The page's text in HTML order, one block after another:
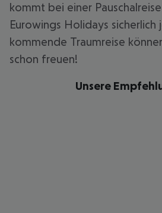
kommt bei einer
Eurowings Holidays sicherlich
kommende Traumreise
schon freuen!
Unsere